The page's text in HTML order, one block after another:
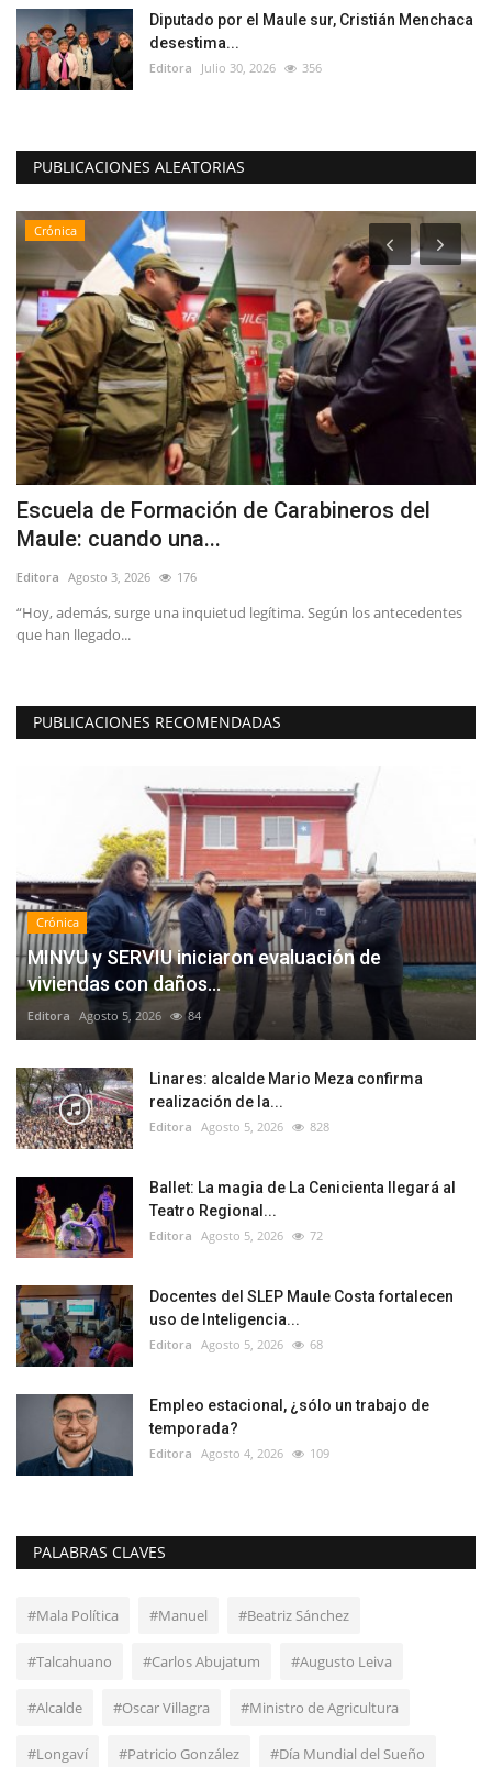
Diputado por el Maule sur, Cristián Menchaca
desestima...
Editora Julio 30, 2026 356
PUBLICACIONES ALEATORIAS
Crónica
Escuela de Formación de Carabineros del
Maule: cuando una...
Editora Agosto 3, 2026 176
“Hoy, además, surge una inquietud legítima. Según los antecedentes
que han llegado...
PUBLICACIONES RECOMENDADAS
Crónica
MINVU y SERVIU iniciaron evaluación de
viviendas con daños...
Editora Agosto 5, 2026 84
Linares: alcalde Mario Meza confirma
realización de la...
Editora Agosto 5, 2026 828
Ballet: La magia de La Cenicienta llegará al
Teatro Regional...
Editora Agosto 5, 2026 72
Docentes del SLEP Maule Costa fortalecen
uso de Inteligencia...
Editora Agosto 5, 2026 68
Empleo estacional, ¿sólo un trabajo de
temporada?
Editora Agosto 4, 2026 109
PALABRAS CLAVES
#Mala Política #Manuel #Beatriz Sánchez
#Talcahuano #Carlos Abujatum #Augusto Leiva
#Alcalde #Oscar Villagra #Ministro de Agricultura
#Longaví #Patricio González #Día Mundial del Sueño